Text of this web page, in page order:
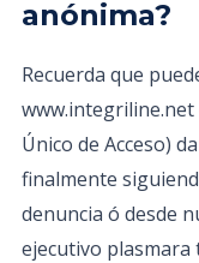
anónima?
Recuerda que
www.integriline.net
Único de Acceso)
finalmente
denuncia ó desde
ejecutivo plasmara